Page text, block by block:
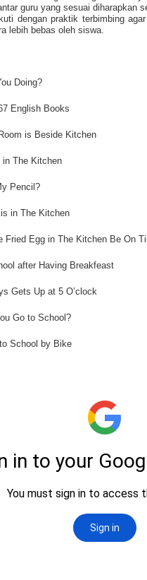
guru yang sesuai diharapkan
dengan praktik terbimbing
lebih bebas oleh siswa.
Doing?
English Books
is Beside Kitchen
The Kitchen
Pencil?
in The Kitchen
Fried Egg in The Kitchen Be On
after Having Breakfeast
Gets Up at 5 O’clock
Go to School?
School by Bike